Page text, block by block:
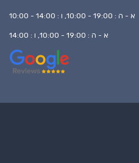
א - ה : 19:00 - 10:00, ו : 14:00 - 10:00
א - ה : 19:00 - 10:00, ו : 14:00